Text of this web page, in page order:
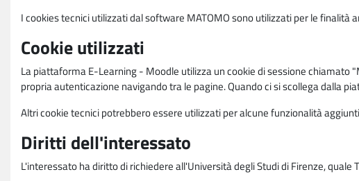
I cookies tecnici utilizzati dal software MATOMO sono utilizzati per le finalità
Cookie utilizzati
La piattaforma E-Learning - Moodle utilizza un cookie di sessione chiamato
propria autenticazione navigando tra le pagine. Quando ci si scollega dalla
Altri cookie tecnici potrebbero essere utilizzati per alcune funzionalità
Diritti dell'interessato
L'interessato ha diritto di richiedere all'Università degli Studi di Firenze,